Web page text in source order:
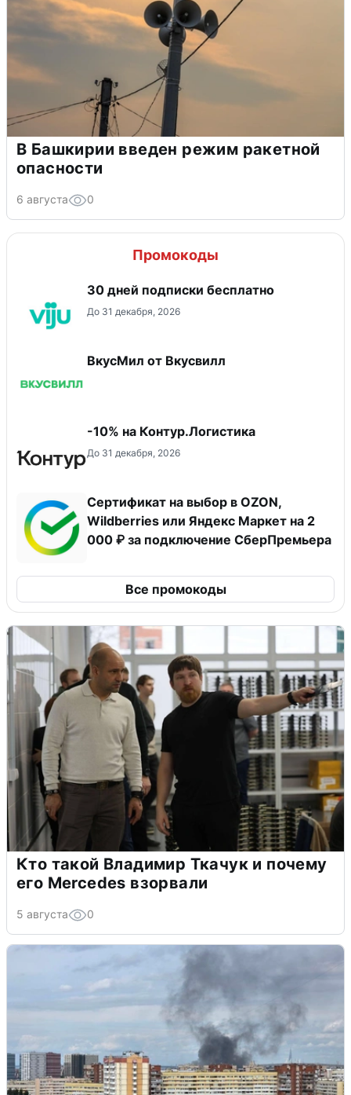
В Башкирии введен режим ракетной
опасности
6 августа 0
Промокоды
30 дней подписки бесплатно
До 31 декабря, 2026
ВкусМил от Вкусвилл
-10% на Контур.Логистика
До 31 декабря, 2026
Сертификат на выбор в OZON,
Wildberries или Яндекс Маркет на 2
000 ₽ за подключение СберПремьера
Все промокоды
Кто такой Владимир Ткачук и почему
его Mercedes взорвали
5 августа 0